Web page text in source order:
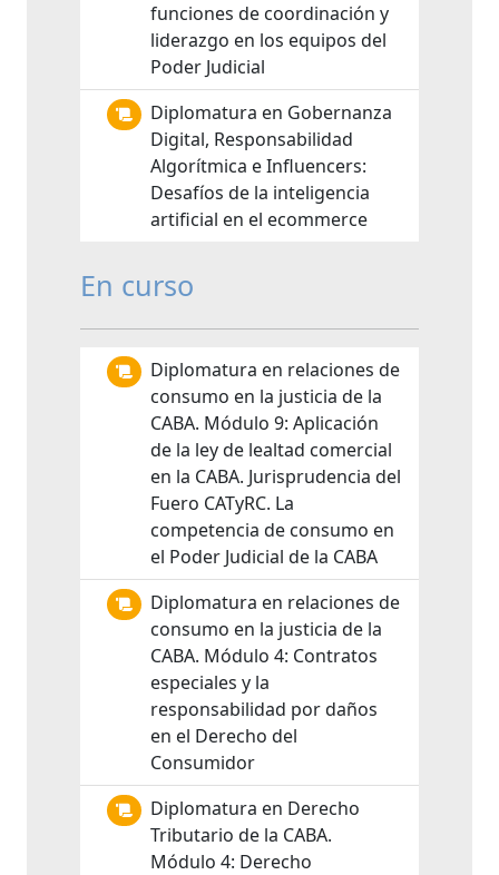
funciones de coordinación y
liderazgo en los equipos del
Poder Judicial
Diplomatura en Gobernanza
Digital, Responsabilidad
Algorítmica e Influencers:
Desafíos de la inteligencia
artificial en el ecommerce
En curso
Diplomatura en relaciones de
consumo en la justicia de la
CABA. Módulo 9: Aplicación
de la ley de lealtad comercial
en la CABA. Jurisprudencia del
Fuero CATyRC. La
competencia de consumo en
el Poder Judicial de la CABA
Diplomatura en relaciones de
consumo en la justicia de la
CABA. Módulo 4: Contratos
especiales y la
responsabilidad por daños
en el Derecho del
Consumidor
Diplomatura en Derecho
Tributario de la CABA.
Módulo 4: Derecho